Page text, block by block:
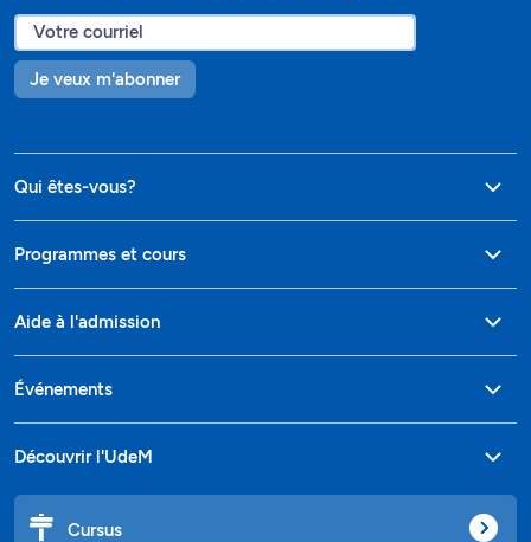
Je veux m'abonner
Qui êtes-vous?
Programmes et cours
Aide à l'admission
Événements
Découvrir l'UdeM
Cursus